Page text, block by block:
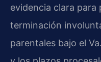
evidencia clara para
terminación
parentales bajo el